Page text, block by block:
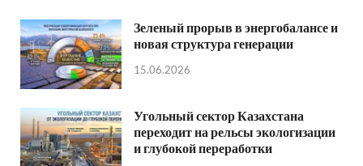
Зеленый прорыв в энергобалансе и
новая структура генерации
15.06.2026
Угольный сектор Казахстана
переходит на рельсы экологизации
и глубокой переработки